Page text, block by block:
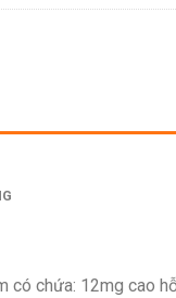
có chứa: 12mg cao